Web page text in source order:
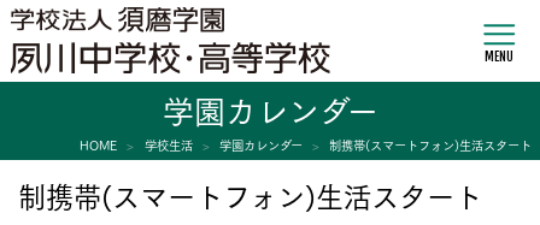
MENU
学園カレンダー
HOME 学校生活 学園カレンダー 制携帯(スマートフォン)生活スタート
制携帯(スマートフォン)生活スタート